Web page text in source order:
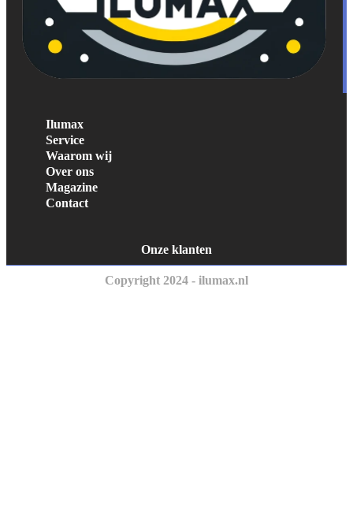
Ilumax
Service
Waarom wij
Over ons
Magazine
Contact
Onze klanten
Copyright 2024 - ilumax.nl